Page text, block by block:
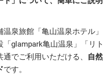
泉旅館「亀山温泉ホテル」
glampark亀山温泉」「リト
でご利用いただける、
自然
です。